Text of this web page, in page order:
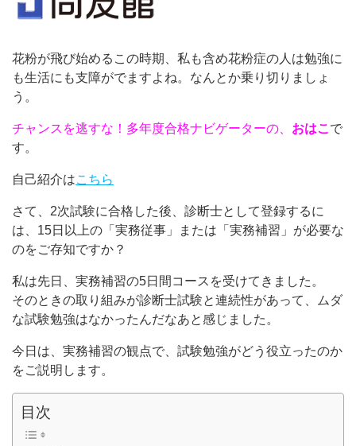
花粉が飛び始めるこの時期、私も含め花粉症の人は勉強に
も生活にも支障がでますよね。なんとか乗り切りましょ
う。
チャンスを逃すな！多年度合格ナビゲーターの、 おはこ で
す。
自己紹介はこちら
さて、2次試験に合格した後、診断士として登録するに
は、15日以上の「実務従事」または「実務補習」が必要な
のをご存知ですか？
私は先日、実務補習の5日間コースを受けてきました。
そのときの取り組みが診断士試験と連続性があって、ムダ
な試験勉強はなかったんだなあと感じました。
今日は、実務補習の観点で、試験勉強がどう役立ったのか
をご説明します。
目次